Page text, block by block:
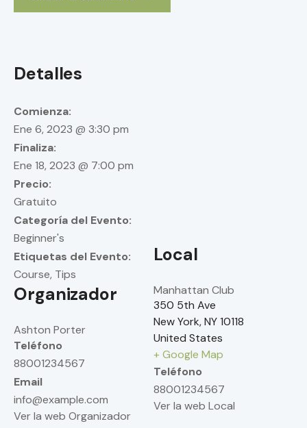
Detalles
Comienza:
Ene 6, 2023 @ 3:30 pm
Finaliza:
Ene 18, 2023 @ 7:00 pm
Precio:
Gratuito
Categoría del Evento:
Beginner's
Etiquetas del Evento:
Course, Tips
Organizador
Ashton Porter
Teléfono
88001234567
Email
info@example.com
Ver la web Organizador
Local
Manhattan Club
350 5th Ave
New York,NY10118
United States
+ Google Map
Teléfono
88001234567
Ver la web Local